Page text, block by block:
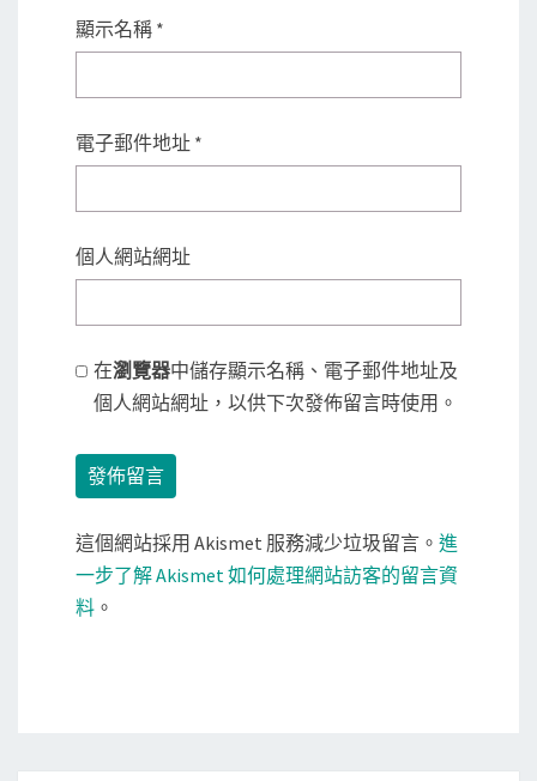
顯示名稱 *
電子郵件地址 *
個人網站網址
在瀏覽器中儲存顯示名稱、電子郵件地址及
個人網站網址，以供下次發佈留言時使用。
這個網站採用 Akismet 服務減少垃圾留言。 進
一步了解 Akismet 如何處理網站訪客的留言資
料 。